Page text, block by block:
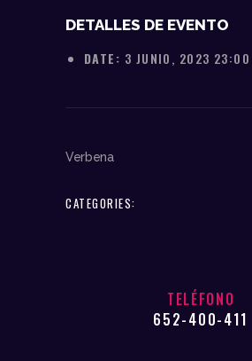
DETALLES DE EVENTO
DATE: 3 JUNIO, 2023 23:00
Verbena
CATEGORIES:
TELÉFONO
652-400-411